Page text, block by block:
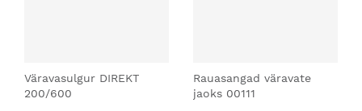
Väravasulgur DIREKT
200/600
Rauasangad väravate
jaoks 00111